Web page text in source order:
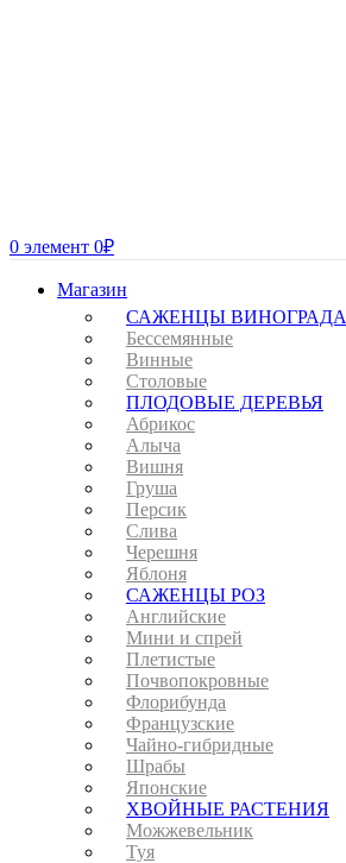
0 элемент 0₽
Магазин
САЖЕНЦЫ ВИНОГРАДА
Бессемянные
Винные
Столовые
ПЛОДОВЫЕ ДЕРЕВЬЯ
Абрикос
Алыча
Вишня
Груша
Персик
Слива
Черешня
Яблоня
САЖЕНЦЫ РОЗ
Английские
Мини и спрей
Плетистые
Почвопокровные
Флорибунда
Французские
Чайно-гибридные
Шрабы
Японские
ХВОЙНЫЕ РАСТЕНИЯ
Можжевельник
Туя